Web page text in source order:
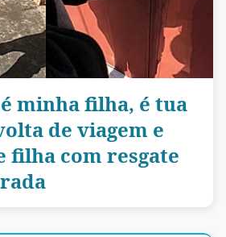
é minha filha, é tua
de viagem e
filha com resgate